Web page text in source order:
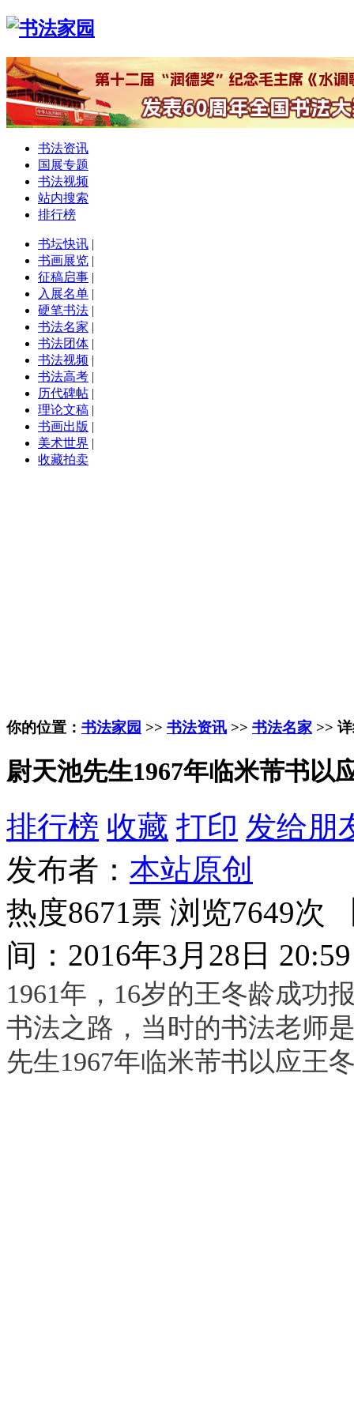
书法资讯
国展专题
书法视频
站内搜索
排行榜
书坛快讯 |
书画展览 |
征稿启事 |
入展名单 |
硬笔书法 |
书法名家 |
书法团体 |
书法视频 |
书法高考 |
历代碑帖 |
理论文稿 |
书画出版 |
美术世界 |
收藏拍卖
你的位置： 书法家园 >> 书法资讯 >> 书法名家 >>
尉天池先生1967年临米芾书以
排行榜 收藏 打印 发给朋
发布者： 本站原创
热度8671票 浏览7649次
间：2016年3月28日 20:59
1961年，16岁的王冬龄成功
书法之路，当时的书法老师
先生1967年临米芾书以应王